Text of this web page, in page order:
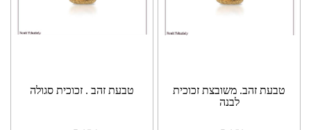
טבעת זהב. משובצת זכוכית
לבנה
טבעת זהב . זכוכית סגולה